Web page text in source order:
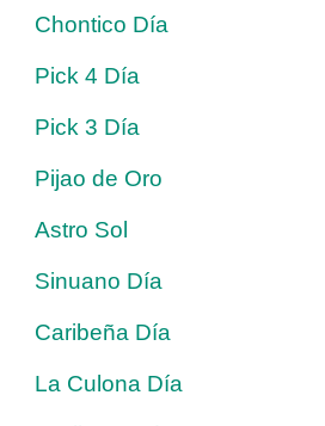
Chontico Día
Pick 4 Día
Pick 3 Día
Pijao de Oro
Astro Sol
Sinuano Día
Caribeña Día
La Culona Día